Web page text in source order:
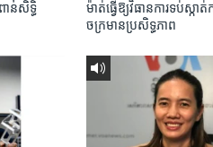
ានសិទ្ធិ
ម៉ាត់​ធ្វើ​ឱ្យ​វិធានការ​ទប់ស្កាត់​
ចក្រ​មាន​ប្រសិទ្ធភាព​​